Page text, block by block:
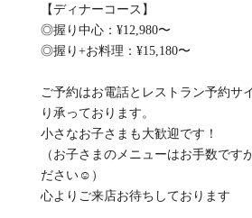
【ディナーコース】
◎握り中心：¥12,980〜
◎握り+お料理：¥15,180〜
ご予約はお電話とレストラン予約サ
り承っております。
小さなお子さまも大歓迎です！
（お子さまのメニューはお手数です
ださい☺️）
心よりご来店お待ちしております